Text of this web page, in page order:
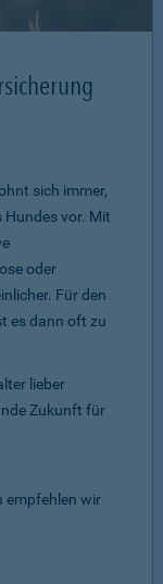
sich immer,
Hundes vor. Mit
oder
Für den
es dann oft zu
lieber
Zukunft für
empfehlen wir